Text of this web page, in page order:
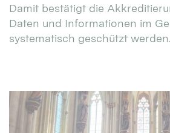
Damit bestätigt die
Daten und Informationen im
systematisch geschützt